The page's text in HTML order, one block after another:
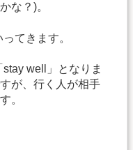
な？)。
てきます。
well」となりま
が、行く人が相手
。